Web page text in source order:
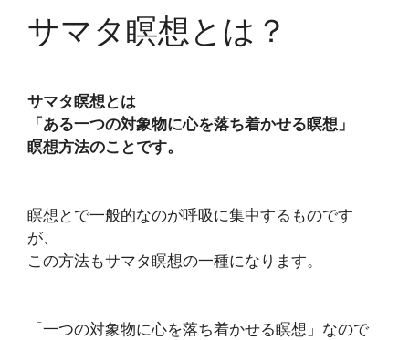
サマタ瞑想とは？
サマタ瞑想とは
「ある一つの対象物に心を落ち着かせる瞑想」
瞑想方法のことです。
瞑想とで一般的なのが呼吸に集中するものです
が、
この方法もサマタ瞑想の一種になります。
「一つの対象物に心を落ち着かせる瞑想」なので